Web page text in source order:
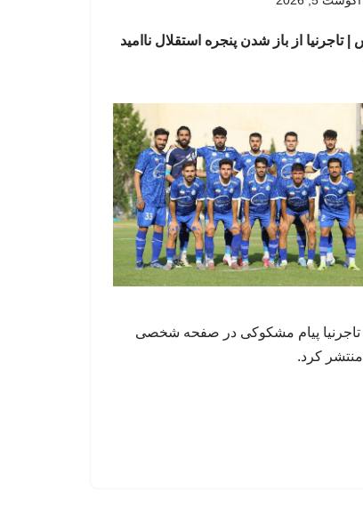
تاجرنیا از باز شدن پنجره استقلال ناامید
پیام مشکوکی در صفحه شخصی
کرد.